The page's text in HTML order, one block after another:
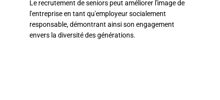
Le recrutement de seniors peut améliorer l'image de
l'entreprise en tant qu'employeur socialement
responsable, démontrant ainsi son engagement
envers la diversité des générations.